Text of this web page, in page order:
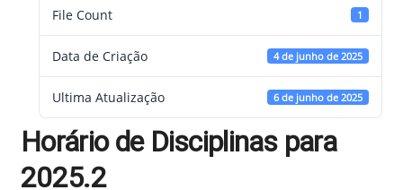
File Count 1
Data de Criação 4 de junho de 2025
Ultima Atualização 6 de junho de 2025
Horário de Disciplinas para
2025.2